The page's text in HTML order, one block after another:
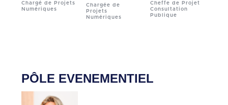
Chargé de Projets
Numériques
Chargée de
Projets
Numériques
Cheffe de Projet
Consultation
Publique
PÔLE EVENEMENTIEL